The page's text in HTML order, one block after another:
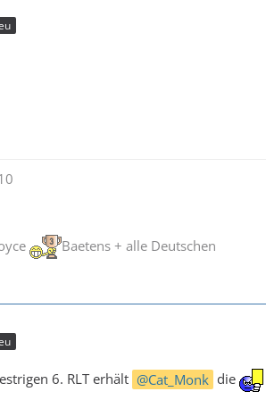
Baetens + alle Deutschen
6. RLT erhält Cat_Monk die